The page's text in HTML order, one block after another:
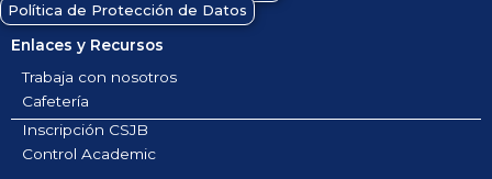
Política de Protección de Datos
Enlaces y Recursos
Trabaja con nosotros
Cafetería
Inscripción CSJB
Control Academic